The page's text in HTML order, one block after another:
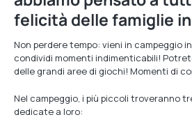
felicità delle famiglie
Non perdere tempo: vieni in campeggio
condividi momenti indimenticabili!
delle grandi aree di giochi! Momenti di
Nel campeggio, i più piccoli troveranno
dedicate a loro: